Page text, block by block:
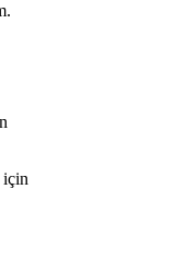
için